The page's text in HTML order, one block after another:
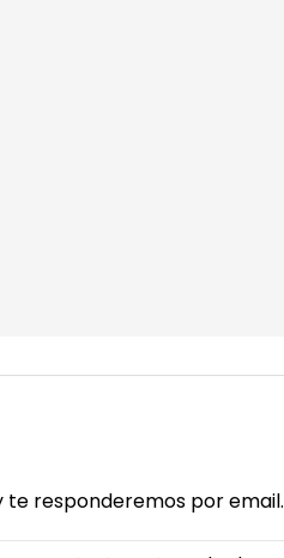
te responderemos por email.